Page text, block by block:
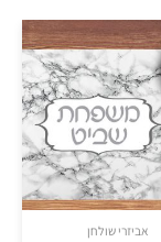
אביזרי שולחן